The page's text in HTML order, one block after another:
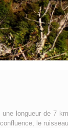
longueur de 7 km
le ruisseau